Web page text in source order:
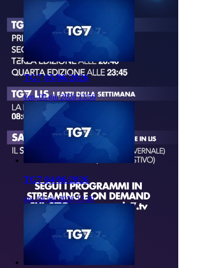
TG7 05/06/2026
ven, 05 giu 2026 13:50
TG7 04/06/2026
gio, 04 giu 2026 13:49